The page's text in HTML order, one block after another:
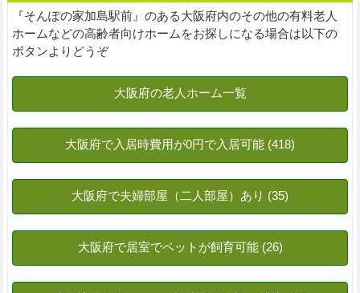
『そんぽの家加島駅前』のある大阪府内のその他の有料老人
ホームなどの高齢者向けホームをお探しになる場合は以下の
ボタンよりどうぞ